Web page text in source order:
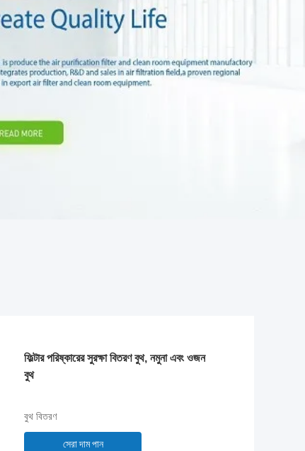
ফিল্টার পরিষ্কারের সুরক্ষা বিতরণ বুথ, নমুনা এবং ওজন
বুথ
বুথ বিতরণ
সেরা দাম পান